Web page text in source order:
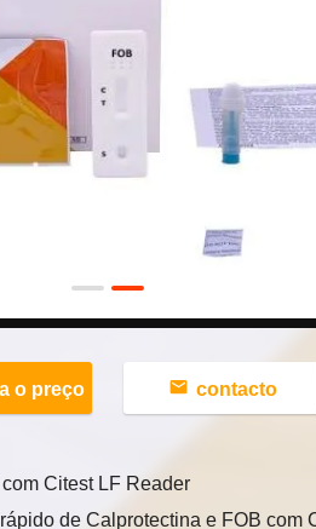
o preço contacto
Citest LF Reader
de Calprotectina e FOB com